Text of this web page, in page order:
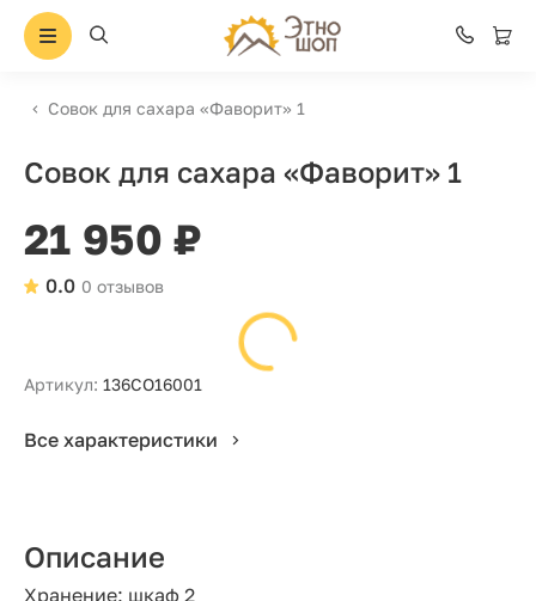
Совок для сахара «Фаворит» 1
Совок для сахара «Фаворит» 1
21 950 ₽
0 отзывов
0.0
Артикул: 136СО16001
Все характеристики
Описание
Хранение: шкаф 2